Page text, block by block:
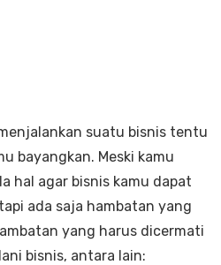
suatu bisnis tentu
bayangkan. Meski kamu
hal agar bisnis kamu dapat
ada saja hambatan yang
yang harus dicermati
bisnis, antara lain: